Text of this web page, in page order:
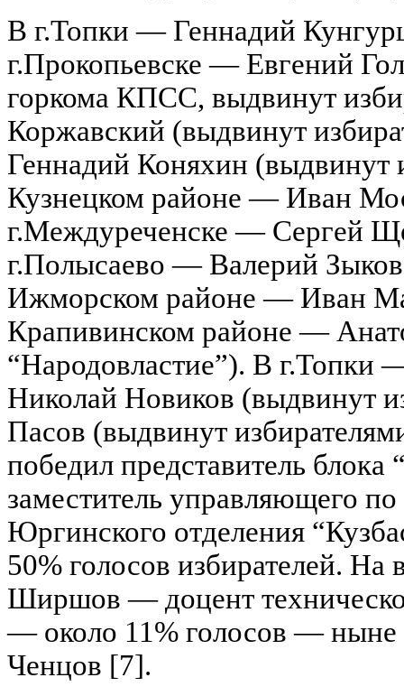
В г.Топки — Геннадий
г.Прокопьевске — Евгений
горкома КПСС, выдвинут
Коржавский (выдвинут
Геннадий Коняхин (выдвинут
Кузнецком районе — Иван
г.Междуреченске — Сергей
г.Полысаево — Валерий
Ижморском районе — Иван
Крапивинском районе —
“Народовластие”). В
Николай Новиков (выдвинут
Пасов (выдвинут
победил представитель
заместитель управляющего
Юргинского отделения
50% голосов избирателей. На
Ширшов — доцент
— около 11% голосов —
Ченцов [7].